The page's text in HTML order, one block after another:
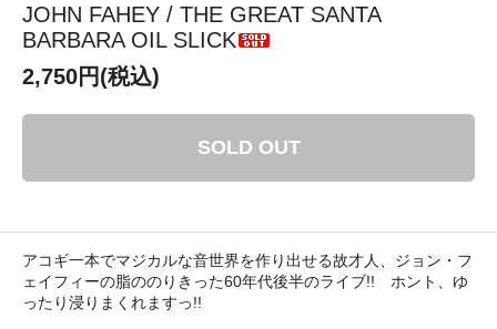
JOHN FAHEY / THE GREAT SANTA
BARBARA OIL SLICK
2,750円(税込)
SOLD OUT
アコギ一本でマジカルな音世界を作り出せる故才人、ジョン・フ
ェイフィーの脂ののりきった60年代後半のライブ!! ホント、ゆ
ったり浸りまくれますっ!!